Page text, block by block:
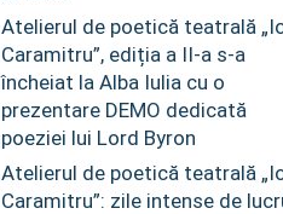
Atelierul de poetică teatrală
Caramitru”, ediția a II-a s-a
încheiat la Alba Iulia cu o
prezentare DEMO dedicată
poeziei lui Lord Byron
Atelierul de poetică teatrală
Caramitru”: zile intense de